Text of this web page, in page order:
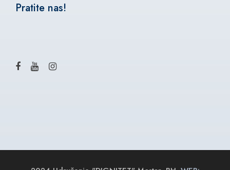
Pratite nas!